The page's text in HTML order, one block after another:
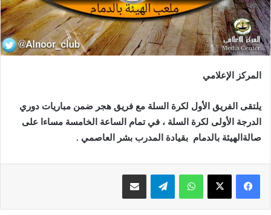
المركز الإعلامي
يلتقى الفريق الأول لكرة السلة مع فريق هجر ضمن مباريات دوري
الدرجة الأولى لكرة السلة ، في تمام الساعة الخامسة مساءا على
صالةالهيئة بالدمام بقيادة المدرب بشر العاصمي .
فيسبوك X واتساب تيلقرام